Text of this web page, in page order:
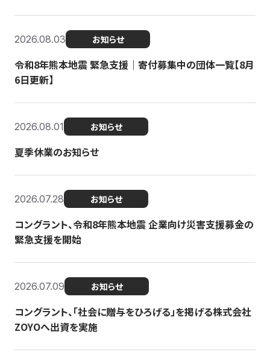
2026.08.03 お知らせ
令和8年熊本地震 緊急支援｜寄付募集中の団体一覧【8月
6日更新】
2026.08.01 お知らせ
夏季休業のお知らせ
2026.07.28 お知らせ
コングラント、令和8年熊本地震 企業向け災害支援募金の
緊急支援を開始
2026.07.09 お知らせ
コングラント、「社会に贈与をひろげる」を掲げる株式会社
ZOYOへ出資を実施